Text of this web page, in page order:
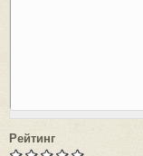
Рейтинг